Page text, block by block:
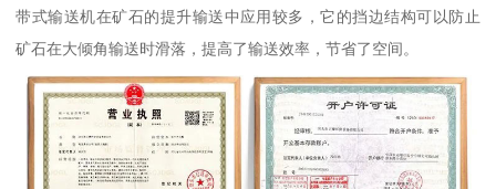
带式输送机在矿石的提升输送中应用较多，它的挡边结构可以防止
矿石在大倾角输送时滑落，提高了输送效率，节省了空间。